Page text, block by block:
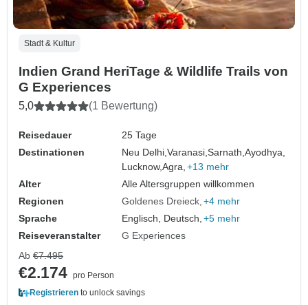
Stadt & Kultur
Indien Grand HeriTage & Wildlife Trails von
G Experiences
5,0 (1 Bewertung)
Reisedauer
25 Tage
Destinationen
Neu Delhi,Varanasi,Sarnath,Ayodhya,
Lucknow,Agra, +13 mehr
Alter
Alle Altersgruppen willkommen
Regionen
Goldenes Dreieck +4 mehr
Sprache
Englisch, Deutsch, +5 mehr
Reiseveranstalter
G Experiences
Ab €7.495
€2.174 pro Person
Registrieren to unlock savings